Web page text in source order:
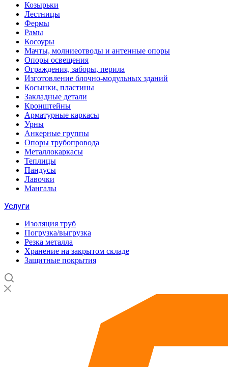
Козырьки
Лестницы
Фермы
Рамы
Косоуры
Мачты, молниеотводы и антенные опоры
Опоры освещения
Ограждения, заборы, перила
Изготовление блочно-модульных зданий
Косынки, пластины
Закладные детали
Кронштейны
Арматурные каркасы
Урны
Анкерные группы
Опоры трубопровода
Металлокаркасы
Теплицы
Пандусы
Лавочки
Мангалы
Услуги
Изоляция труб
Погрузка/выгрузка
Резка металла
Хранение на закрытом складе
Защитные покрытия